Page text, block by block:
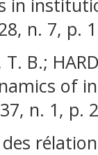
in
n. 7, p.
T. B.;
of
n. 1, p.
des